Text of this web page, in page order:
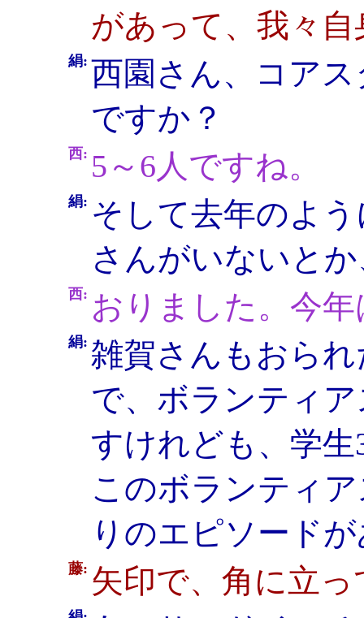
があって、我々
絹: 西園さん、コア
ですか？
西: 5～6人ですね。
絹: そして去年のよ
さんがいないと
西: おりました。今年
絹: 雑賀さんもおら
で、ボランティ
すけれども、学
このボランティ
りのエピソード
藤: 矢印で、角に立